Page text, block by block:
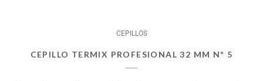
CEPILLOS
CEPILLO TERMIX PROFESIONAL 32 MM Nº 5